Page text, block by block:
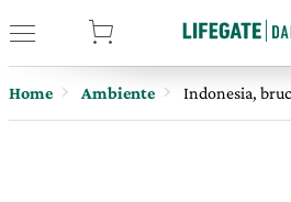
Home Ambiente Indonesia,